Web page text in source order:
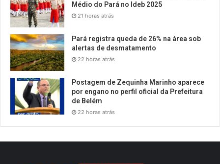
Médio do Pará no Ideb 2025
21 horas atrás
Pará registra queda de 26% na área sob
alertas de desmatamento
22 horas atrás
Postagem de Zequinha Marinho aparece
por engano no perfil oficial da Prefeitura
de Belém
22 horas atrás